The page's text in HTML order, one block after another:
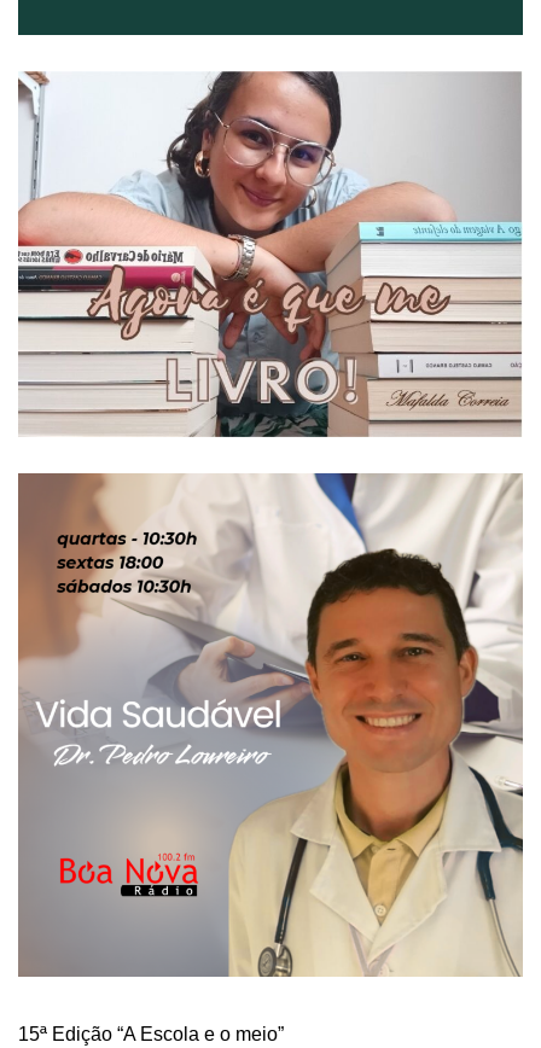
15ª Edição “A Escola e o meio”